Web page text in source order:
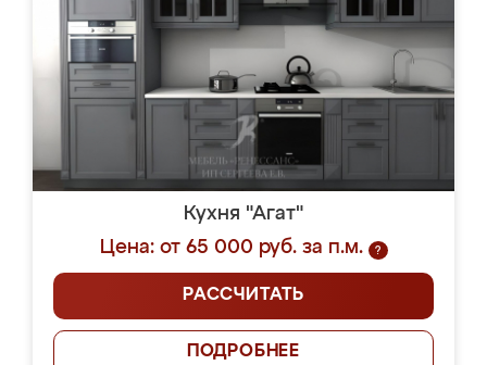
Кухня "Агат"
Цена: от 65 000 руб. за п.м.
?
РАССЧИТАТЬ
ПОДРОБНЕЕ